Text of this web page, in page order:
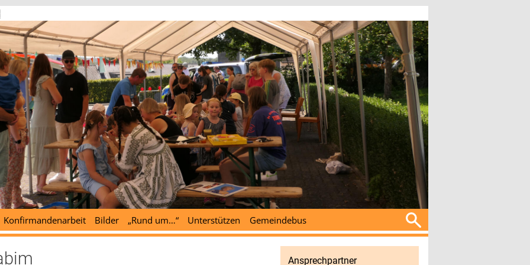
Konfirmandenarbeit Bilder „Rund um…“ Unterstützen Gemeindebus
nach:
Ansprechpartner